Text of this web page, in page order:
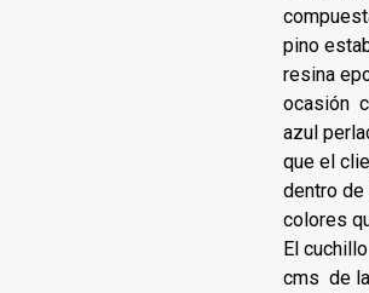
pino
resina
ocasión
azul
que el
dentro de
colores
El
cms de